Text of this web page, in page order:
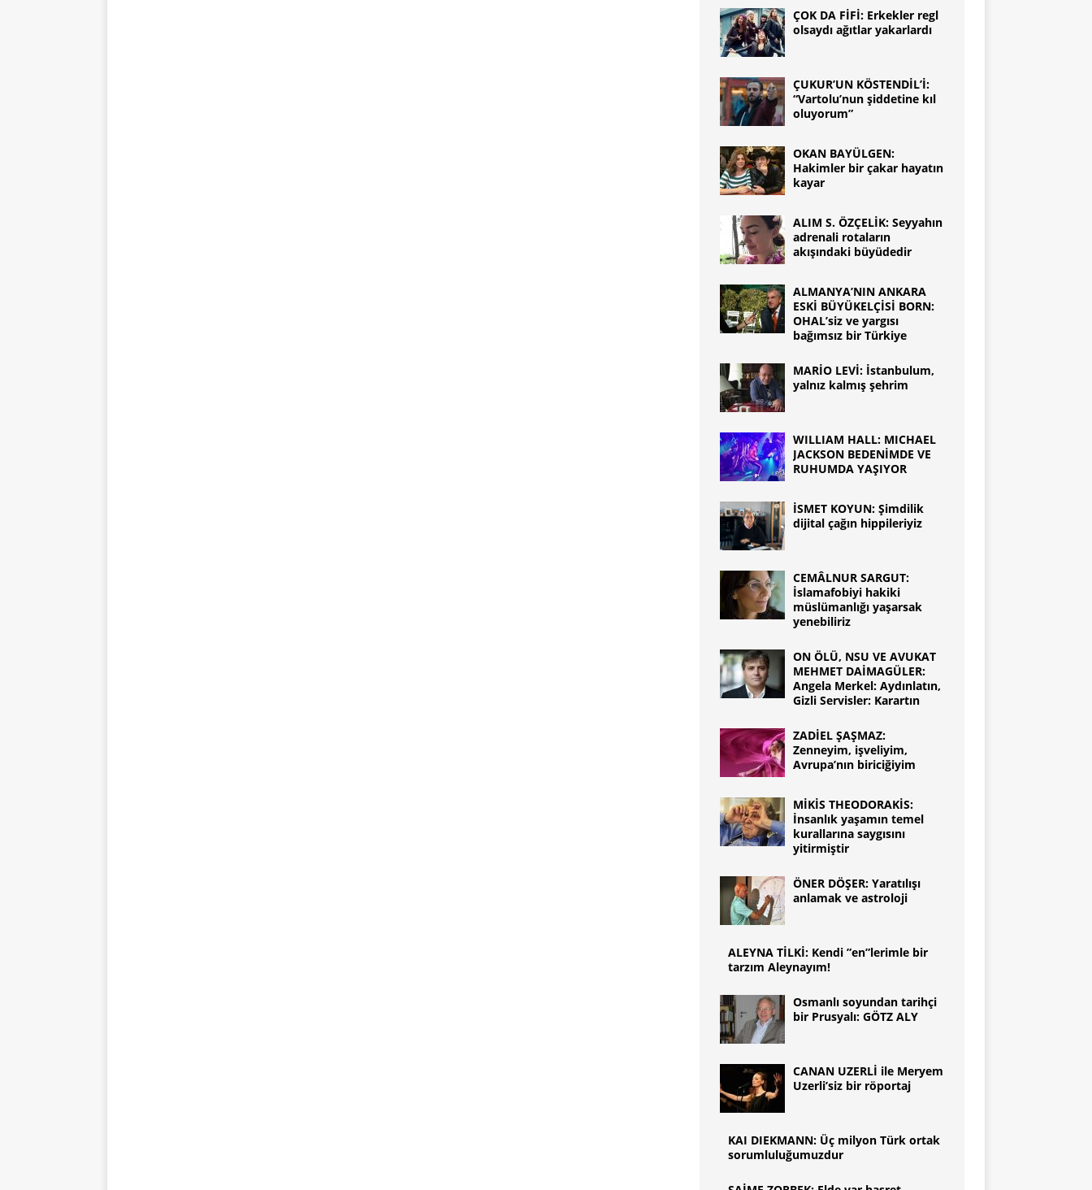
ÇOK DA FİFİ: Erkekler regl
olsaydı ağıtlar yakarlardı
ÇUKUR’UN KÖSTENDİL’İ:
“Vartolu’nun şiddetine kıl
oluyorum”
OKAN BAYÜLGEN:
Hakimler bir çakar hayatın
kayar
ALIM S. ÖZÇELİK: Seyyahın
adrenali rotaların
akışındaki büyüdedir
ALMANYA’NIN ANKARA
ESKİ BÜYÜKELÇİSİ BORN:
OHAL’siz ve yargısı
bağımsız bir Türkiye
MARİO LEVİ: İstanbulum,
yalnız kalmış şehrim
WILLIAM HALL: MICHAEL
JACKSON BEDENİMDE VE
RUHUMDA YAŞIYOR
İSMET KOYUN: Şimdilik
dijital çağın hippileriyiz
CEMÂLNUR SARGUT:
İslamafobiyi hakiki
müslümanlığı yaşarsak
yenebiliriz
ON ÖLÜ, NSU VE AVUKAT
MEHMET DAİMAGÜLER:
Angela Merkel: Aydınlatın,
Gizli Servisler: Karartın
ZADİEL ŞAŞMAZ:
Zenneyim, işveliyim,
Avrupa’nın biriciğiyim
MİKİS THEODORAKİS:
İnsanlık yaşamın temel
kurallarına saygısını
yitirmiştir
ÖNER DÖŞER: Yaratılışı
anlamak ve astroloji
ALEYNA TİLKİ: Kendi ”en”lerimle bir
tarzım Aleynayım!
Osmanlı soyundan tarihçi
bir Prusyalı: GÖTZ ALY
CANAN UZERLİ ile Meryem
Uzerli’siz bir röportaj
KAI DIEKMANN: Üç milyon Türk ortak
sorumluluğumuzdur